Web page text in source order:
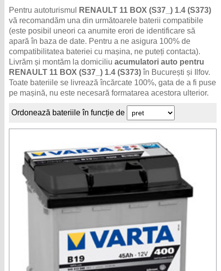
Pentru autoturismul
RENAULT 11 BOX (S37_) 1.4 (S373)
vă recomandăm una din următoarele baterii compatibile
(este posibil uneori ca anumite erori de identificare să
apară în baza de date. Pentru a ne asigura 100% de
compatibilitatea bateriei cu mașina, ne puteți contacta).
Livrăm și montăm la domiciliuacumulatori auto pentru
RENAULT 11 BOX (S37_) 1.4 (S373)în București și Ilfov.
Toate bateriile se livrează încărcate 100%, gata de a fi puse
pe mașină, nu este necesară formatarea acestora ulterior.
Ordonează bateriile în funcție de